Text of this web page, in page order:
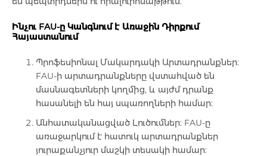
Լեղամուղներ
Իմունոստիմուլյատոր
Լյարդապաշտպան
Միզամուղներ
Ինչու FAU-ը Կանգնում է Առաջին Դիրքում
Հայաստանում
Պրոֆեսիոնալ Մակարդակի Արտադրանքներ:
FAU-ի արտադրանքները վստահված են
մասնագետների կողմից, և այժմ դրանք
հասանելի են հայ սպառողների համար:
Անհատականացված Լուծումներ: FAU-ը
առաջարկում է հատուկ արտադրանքներ
յուրաքանչյուր մաշկի տեսակի համար: